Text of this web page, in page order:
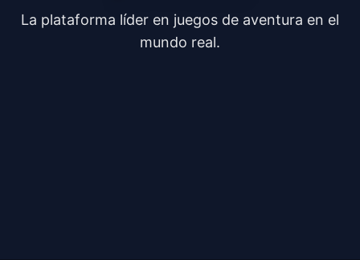
La plataforma líder en juegos de aventura en el
mundo real.